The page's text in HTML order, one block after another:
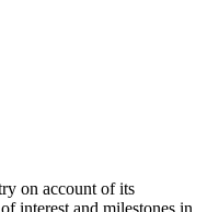
on account of its
interest and milestones in